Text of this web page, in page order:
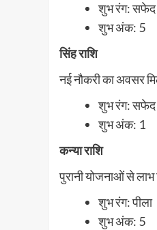
शुभ रंग: सफेद
शुभ अंक: 5
सिंह राशि
नई नौकरी का अवसर
शुभ रंग: सफेद
शुभ अंक: 1
कन्या राशि
पुरानी योजनाओं से
शुभ रंग: पीला
शुभ अंक: 5